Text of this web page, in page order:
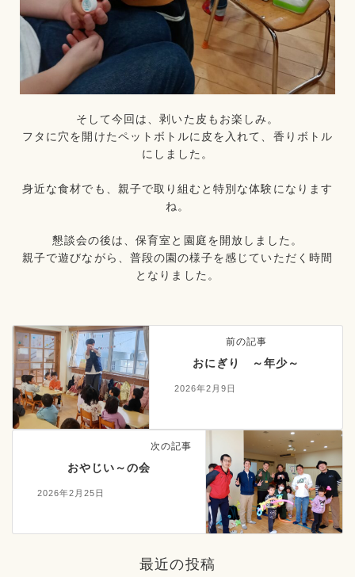
そして今回は、剥いた皮もお楽しみ。
フタに穴を開けたペットボトルに皮を入れて、香りボトル
にしました。
身近な食材でも、親子で取り組むと特別な体験になります
ね。
懇談会の後は、保育室と園庭を開放しました。
親子で遊びながら、普段の園の様子を感じていただく時間
となりました。
前の記事
おにぎり ～年少～
2026年2月9日
次の記事
おやじい～の会
2026年2月25日
最近の投稿